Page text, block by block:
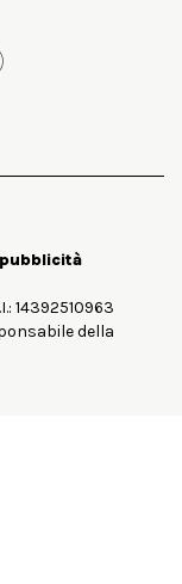
14392510963
della